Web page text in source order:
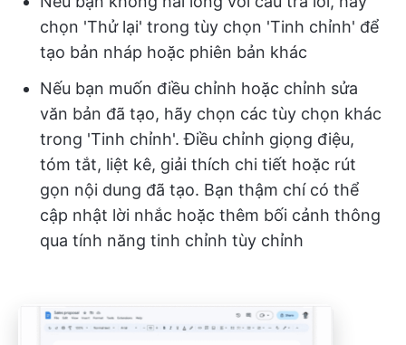
chọn 'Thử lại' trong tùy chọn 'Tinh chỉnh' để
tạo bản nháp hoặc phiên bản khác
Nếu bạn muốn điều chỉnh hoặc chỉnh sửa
văn bản đã tạo, hãy chọn các tùy chọn khác
trong 'Tinh chỉnh'. Điều chỉnh giọng điệu,
tóm tắt, liệt kê, giải thích chi tiết hoặc rút
gọn nội dung đã tạo. Bạn thậm chí có thể
cập nhật lời nhắc hoặc thêm bối cảnh thông
qua tính năng tinh chỉnh tùy chỉnh